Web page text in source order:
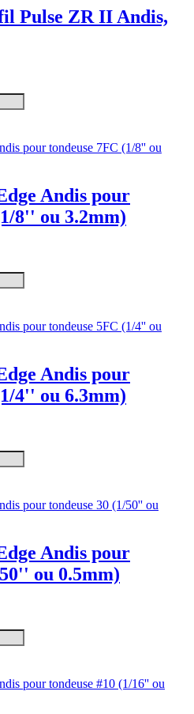
Pulse ZR II Andis,
Andis pour
8'' ou 3.2mm)
Andis pour
4'' ou 6.3mm)
Andis pour
ou 0.5mm)